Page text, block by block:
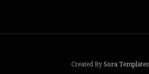
Created By Sora Templates